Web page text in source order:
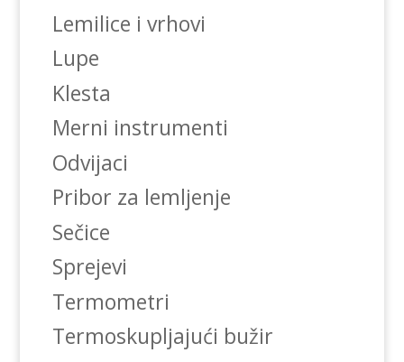
Lemilice i vrhovi
Lupe
Klesta
Merni instrumenti
Odvijaci
Pribor za lemljenje
Sečice
Sprejevi
Termometri
Termoskupljajući bužir